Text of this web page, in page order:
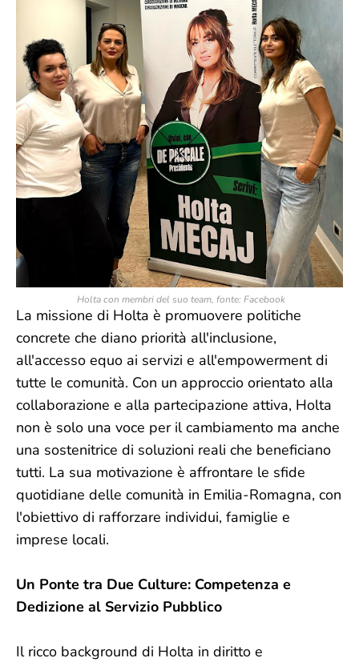
Holta con membri del suo team, fonte: Facebook
La missione di Holta è promuovere politiche
concrete che diano priorità all'inclusione,
all'accesso equo ai servizi e all'empowerment di
tutte le comunità. Con un approccio orientato alla
collaborazione e alla partecipazione attiva, Holta
non è solo una voce per il cambiamento ma anche
una sostenitrice di soluzioni reali che beneficiano
tutti. La sua motivazione è affrontare le sfide
quotidiane delle comunità in Emilia-Romagna, con
l'obiettivo di rafforzare individui, famiglie e
imprese locali.
Un Ponte tra Due Culture: Competenza e
Dedizione al Servizio Pubblico
Il ricco background di Holta in diritto e